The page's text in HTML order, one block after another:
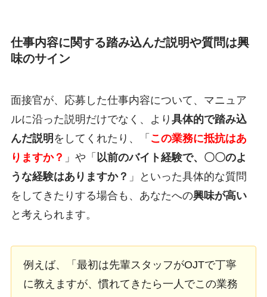
仕事内容に関する踏み込んだ説明や質問は興
味のサイン
面接官が、応募した仕事内容について、マニュア
ルに沿った説明だけでなく、より 具体的で踏み込
んだ説明 をしてくれたり、「 この業務に抵抗はあ
りますか？ 」や「 以前のバイト経験で、〇〇のよ
うな経験はありますか？ 」といった具体的な質問
をしてきたりする場合も、あなたへの興味が高い
と考えられます。
例えば、「最初は先輩スタッフがOJTで丁寧
に教えますが、慣れてきたら一人でこの業務